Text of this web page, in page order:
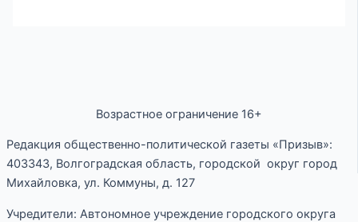
Возрастное ограничение 16+
Редакция общественно-политической газеты «Призыв»:
403343, Волгоградская область, городской округ город
Михайловка, ул. Коммуны, д. 127
Учредители: Автономное учреждение городского округа